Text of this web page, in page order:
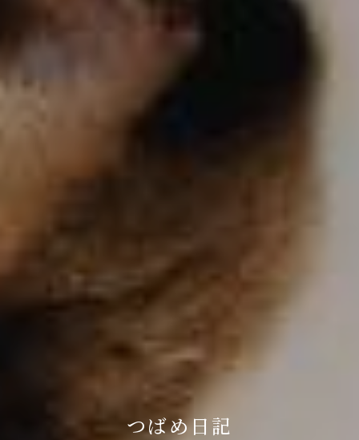
つばめ日記